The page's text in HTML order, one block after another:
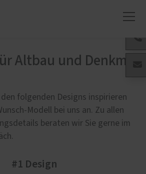
Altbau und Denkmal
den folgenden Designs inspirieren
Modell bei uns an. Zu allen
beraten wir Sie gerne im
#1 Design